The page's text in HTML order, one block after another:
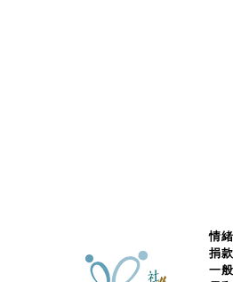
情
捐
一